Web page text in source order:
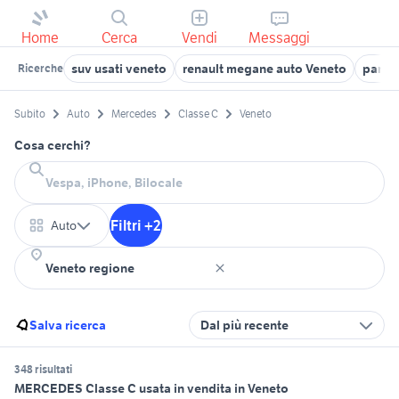
Home Cerca Vendi Messaggi
Ricerche suv usati veneto renault megane auto Veneto
Subito Auto Mercedes Classe C Veneto
Cosa cerchi?
Auto Filtri +2
Salva ricerca Dal più recente
348 risultati
MERCEDES Classe C usata in vendita in Veneto